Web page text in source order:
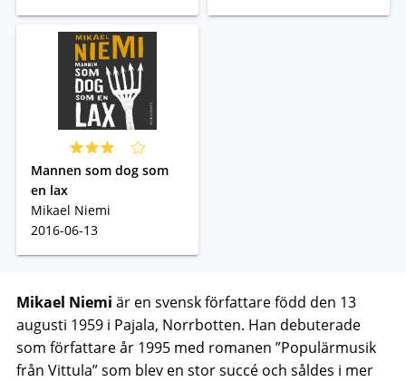
Mannen som dog som
en lax
Mikael Niemi
2016-06-13
Mikael Niemi är en svensk författare född den 13
augusti 1959 i Pajala, Norrbotten. Han debuterade
som författare år 1995 med romanen ”Populärmusik
från Vittula” som blev en stor succé och såldes i mer